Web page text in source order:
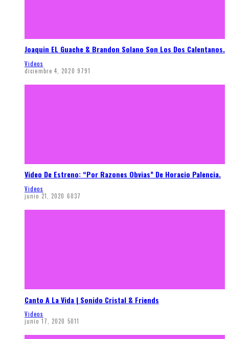
Joaquin EL Guache & Brandon Solano Son Los Dos Calentanos.
Videos
diciembre 4, 2020 9791
Video De Estreno: “Por Razones Obvias” De Horacio Palencia.
Videos
junio 21, 2020 6037
Canto A La Vida | Sonido Cristal & Friends
Videos
junio 17, 2020 5011